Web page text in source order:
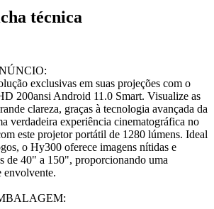
técnica
exclusivas em suas projeções com o
200ansi Android 11.0 Smart. Visualize as
clareza, graças à tecnologia avançada da
verdadeira experiência cinematográfica no
este projetor portátil de 1280 lúmens. Ideal
o Hy300 oferece imagens nítidas e
de 40" a 150", proporcionando uma
envolvente.